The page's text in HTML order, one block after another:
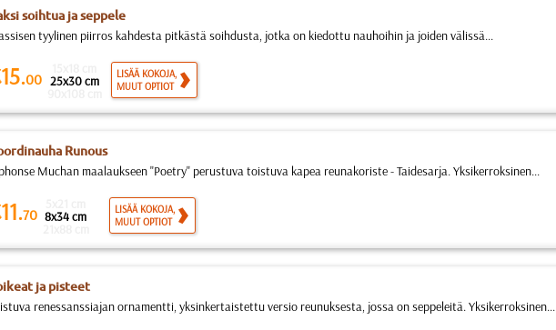
soihtua ja seppele
tyylinen piirros kahdesta pitkästä soihdusta, jotka on kiedottu nauhoihin ja joiden välissä...
00 25x30 cm
LISÄÄ KOKOJA,
MUUT OPTIOT
Runous
Muchan maalaukseen "Poetry" perustuva toistuva kapea reunakoriste - Taidesarja. Yksikerroksinen...
70 8x34 cm
LISÄÄ KOKOJA,
MUUT OPTIOT
ja pisteet
renessanssiajan ornamentti, yksinkertaistettu versio reunuksesta, jossa on seppeleitä. Yksikerroksinen...